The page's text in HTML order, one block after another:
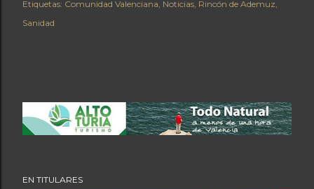
Etiquetas: Comunidad Valenciana Noticias Rincón de Ademuz
Sanidad
EN TITULARES